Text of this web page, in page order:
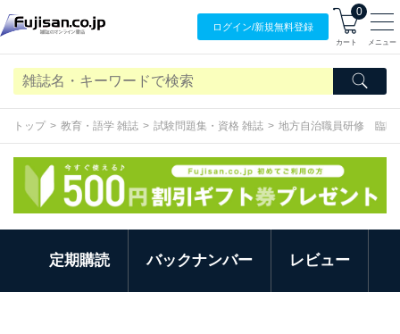
ログイン/新規無料登録
0
カート メニュー
トップ 教育・語学 雑誌 試験問題集・資格 雑誌 地方自治職員研修 臨時
定期購読 バックナンバー レビュー